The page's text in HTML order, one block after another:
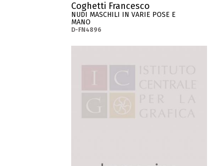
Coghetti Francesco
NUDI MASCHILI IN VARIE POSE E
MANO
D-FN4896